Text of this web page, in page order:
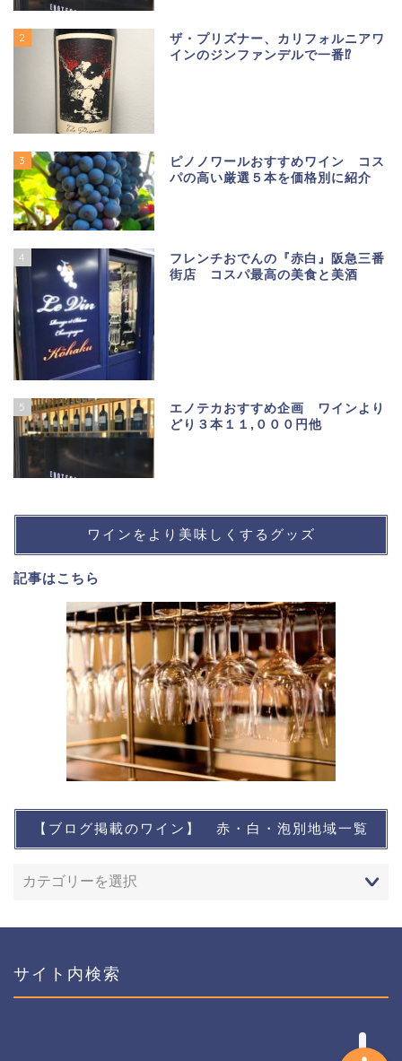
2
ザ・プリズナー、カリフォルニアワ
インのジンファンデルで一番⁉
3
ピノノワールおすすめワイン コス
パの高い厳選５本を価格別に紹介
4
フレンチおでんの『赤白』阪急三番
街店 コスパ最高の美食と美酒
5
エノテカおすすめ企画 ワインより
どり３本１１,０００円他
ワインをより美味しくするグッズ
記事はこちら
【ブログ掲載のワイン】 赤・白・泡別地域一覧
サイト内検索
想い出に残るワイン